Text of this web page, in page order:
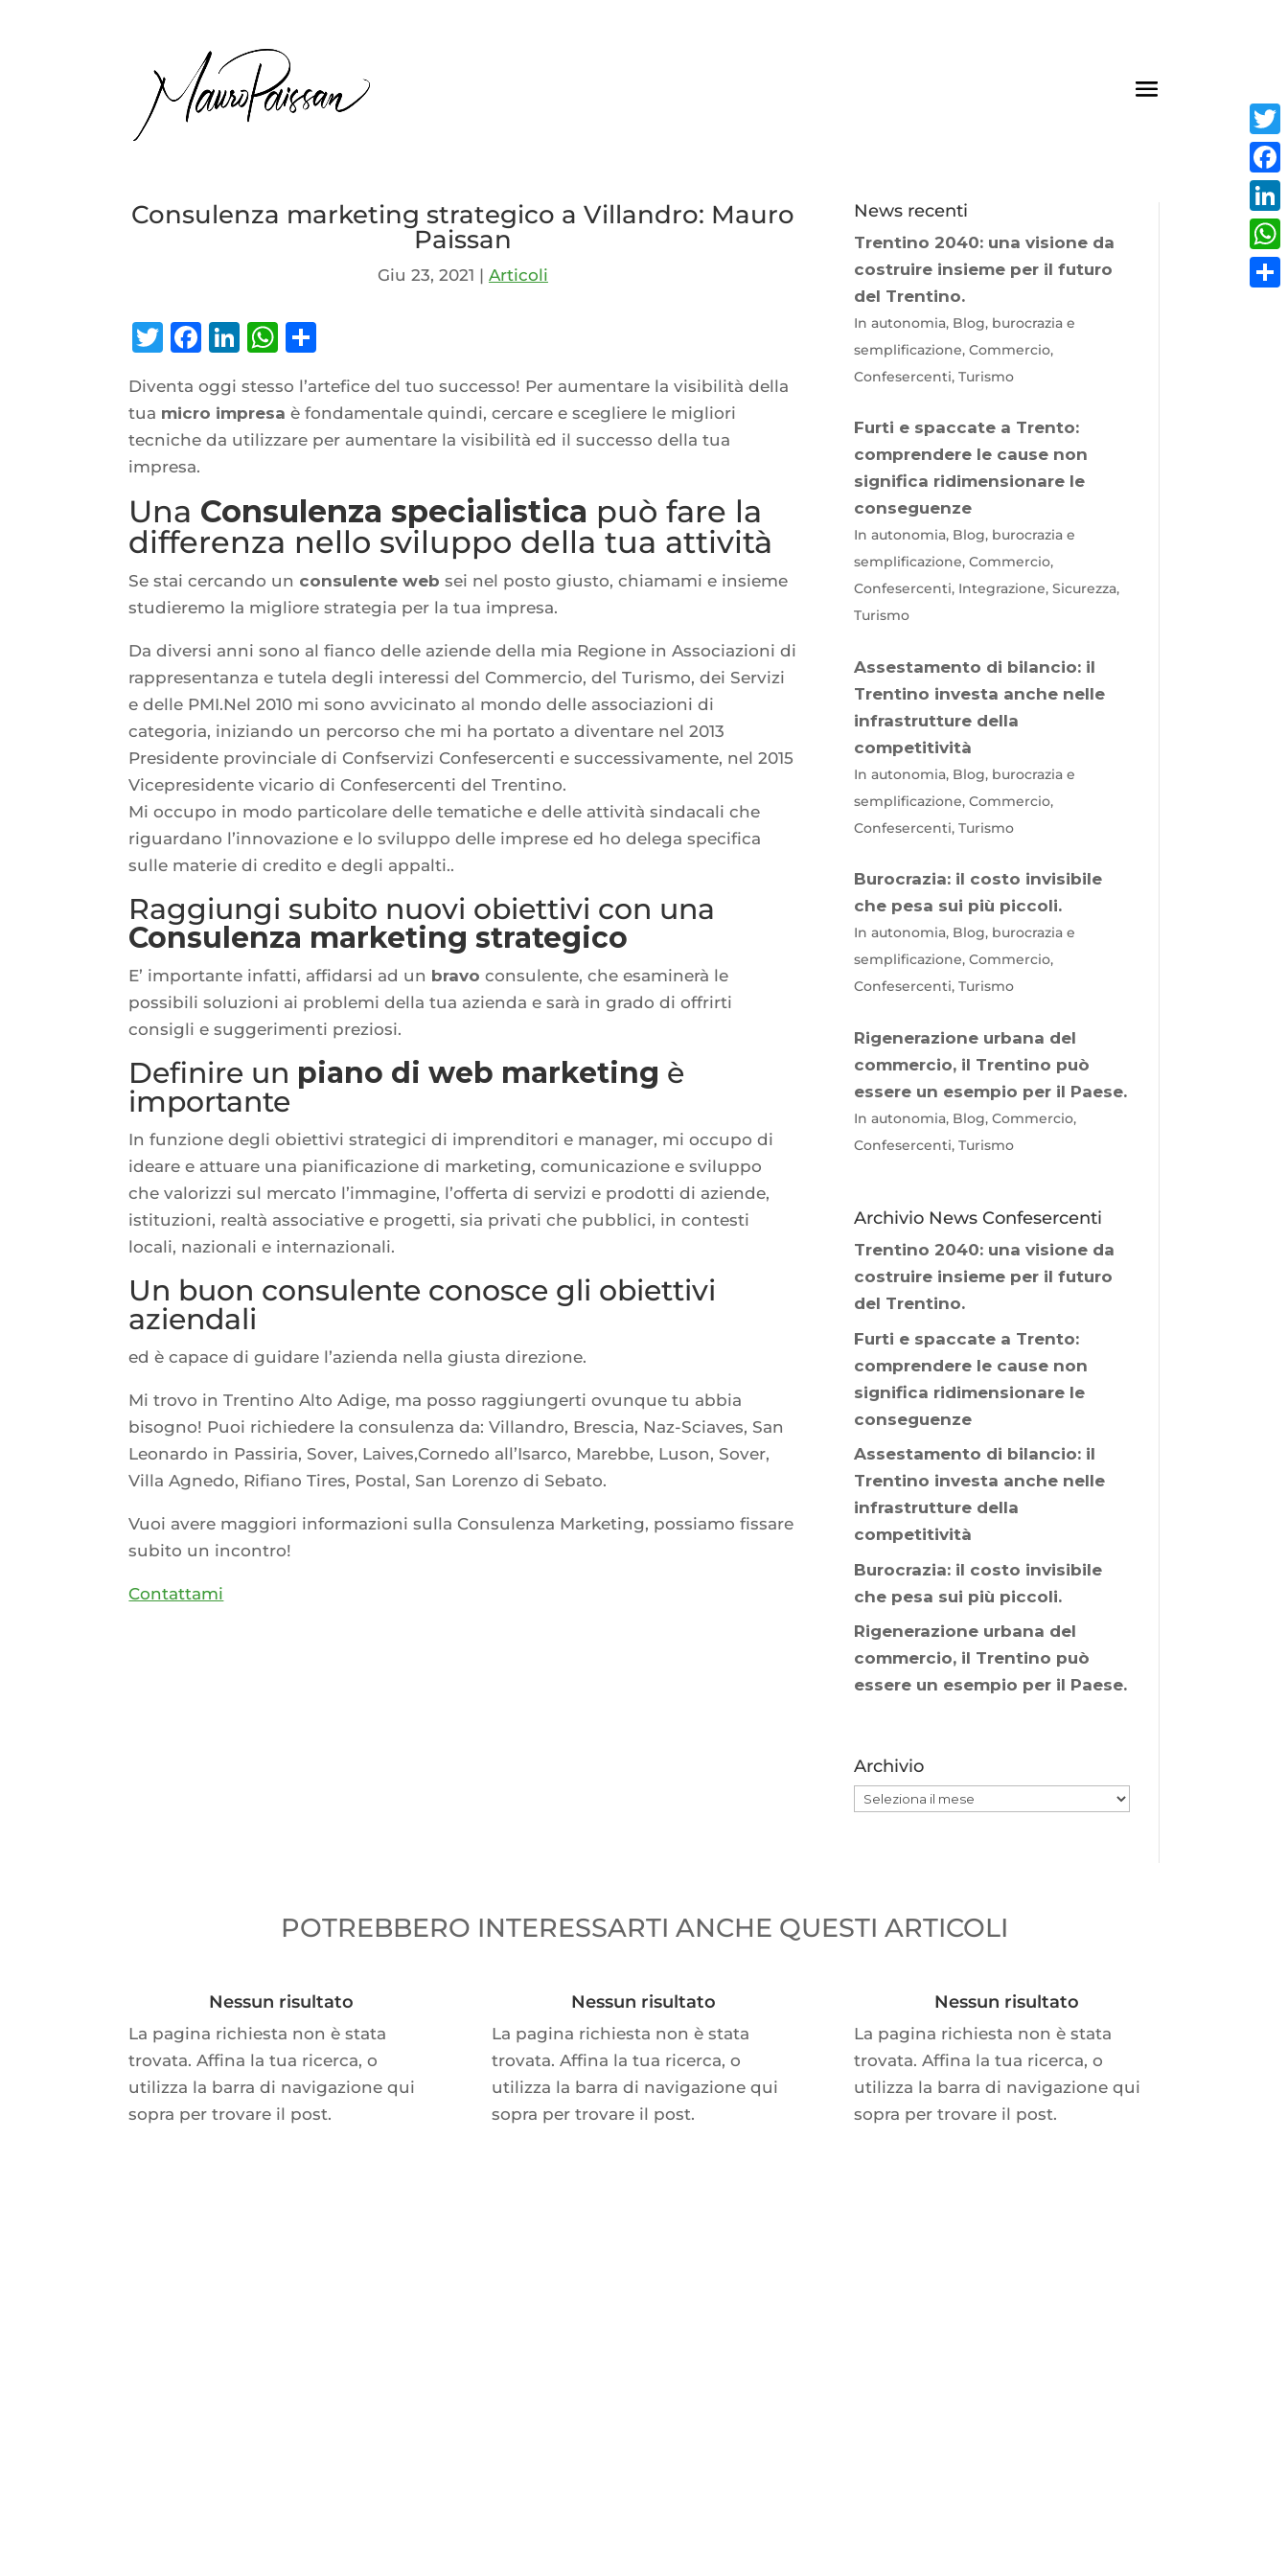
Consulenza marketing strategico a Villandro: Mauro
Paissan
Giu 23, 2021 | Articoli
Twitter
Facebook
LinkedIn
WhatsApp
Diventa oggi stesso l’artefice del tuo successo! Per aumentare la visibilità della
tua micro impresa è fondamentale quindi, cercare e scegliere le migliori
tecniche da utilizzare per aumentare la visibilità ed il successo della tua
impresa.
Una Consulenza specialistica può fare la
differenza nello sviluppo della tua attività
Se stai cercando un consulente web sei nel posto giusto, chiamami e insieme
studieremo la migliore strategia per la tua impresa.
Da diversi anni sono al fianco delle aziende della mia Regione in Associazioni di
rappresentanza e tutela degli interessi del Commercio, del Turismo, dei Servizi
e delle PMI.Nel 2010 mi sono avvicinato al mondo delle associazioni di
categoria, iniziando un percorso che mi ha portato a diventare nel 2013
Presidente provinciale di Confservizi Confesercenti e successivamente, nel 2015
Vicepresidente vicario di Confesercenti del Trentino.
Mi occupo in modo particolare delle tematiche e delle attività sindacali che
riguardano l’innovazione e lo sviluppo delle imprese ed ho delega specifica
sulle materie di credito e degli appalti..
Raggiungi subito nuovi obiettivi con una
Consulenza marketing strategico
E’ importante infatti, affidarsi ad un bravo consulente, che esaminerà le
possibili soluzioni ai problemi della tua azienda e sarà in grado di offrirti
consigli e suggerimenti preziosi.
Definire un piano di web marketing è
importante
In funzione degli obiettivi strategici di imprenditori e manager, mi occupo di
ideare e attuare una pianificazione di marketing, comunicazione e sviluppo
che valorizzi sul mercato l’immagine, l’offerta di servizi e prodotti di aziende,
istituzioni, realtà associative e progetti, sia privati che pubblici, in contesti
locali, nazionali e internazionali.
Un buon consulente conosce gli obiettivi
aziendali
ed è capace di guidare l’azienda nella giusta direzione.
Mi trovo in Trentino Alto Adige, ma posso raggiungerti ovunque tu abbia
bisogno! Puoi richiedere la consulenza da: Villandro, Brescia, Naz-Sciaves, San
Leonardo in Passiria, Sover, Laives,Cornedo all’Isarco, Marebbe, Luson, Sover,
Villa Agnedo, Rifiano Tires, Postal, San Lorenzo di Sebato.
Vuoi avere maggiori informazioni sulla Consulenza Marketing, possiamo fissare
subito un incontro!
Contattami
News recenti
Trentino 2040: una visione da
costruire insieme per il futuro
del Trentino.
In autonomia, Blog, burocrazia e
semplificazione, Commercio,
Confesercenti, Turismo
Furti e spaccate a Trento:
comprendere le cause non
significa ridimensionare le
conseguenze
In autonomia, Blog, burocrazia e
semplificazione, Commercio,
Confesercenti, Integrazione, Sicurezza,
Turismo
Assestamento di bilancio: il
Trentino investa anche nelle
infrastrutture della
competitività
In autonomia, Blog, burocrazia e
semplificazione, Commercio,
Confesercenti, Turismo
Burocrazia: il costo invisibile
che pesa sui più piccoli.
In autonomia, Blog, burocrazia e
semplificazione, Commercio,
Confesercenti, Turismo
Rigenerazione urbana del
commercio, il Trentino può
essere un esempio per il Paese.
In autonomia, Blog, Commercio,
Confesercenti, Turismo
Archivio News Confesercenti
Trentino 2040: una visione da
costruire insieme per il futuro
del Trentino.
Furti e spaccate a Trento:
comprendere le cause non
significa ridimensionare le
conseguenze
Assestamento di bilancio: il
Trentino investa anche nelle
infrastrutture della
competitività
Burocrazia: il costo invisibile
che pesa sui più piccoli.
Rigenerazione urbana del
commercio, il Trentino può
essere un esempio per il Paese.
Archivio
Archivio
POTREBBERO INTERESSARTI ANCHE QUESTI ARTICOLI
Nessun risultato
La pagina richiesta non è stata
trovata. Affina la tua ricerca, o
utilizza la barra di navigazione qui
sopra per trovare il post.
Nessun risultato
La pagina richiesta non è stata
trovata. Affina la tua ricerca, o
utilizza la barra di navigazione qui
sopra per trovare il post.
Nessun risultato
La pagina richiesta non è stata
trovata. Affina la tua ricerca, o
utilizza la barra di navigazione qui
sopra per trovare il post.